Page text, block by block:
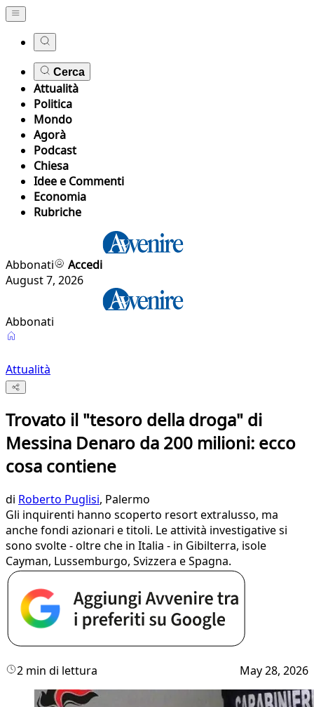
Cerca
Attualità
Politica
Mondo
Agorà
Podcast
Chiesa
Idee e Commenti
Economia
Rubriche
Abbonati
Accedi
August 7, 2026
Abbonati
Attualità
Trovato il "tesoro della droga" di
Messina Denaro da 200 milioni: ecco
cosa contiene
di Roberto Puglisi, Palermo
Gli inquirenti hanno scoperto resort extralusso, ma
anche fondi azionari e titoli. Le attività investigative si
sono svolte - oltre che in Italia - in Gibilterra, isole
Cayman, Lussemburgo, Svizzera e Spagna.
2 min di lettura May 28, 2026